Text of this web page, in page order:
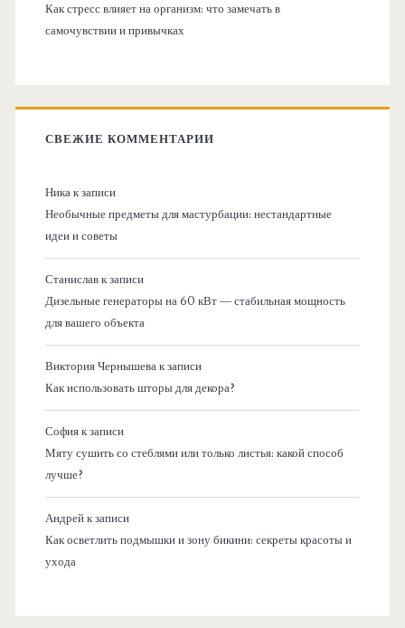
Как стресс влияет на организм: что замечать в
самочувствии и привычках
СВЕЖИЕ КОММЕНТАРИИ
Никак записи
Необычные предметы для мастурбации: нестандартные
идеи и советы
Станиславк записи
Дизельные генераторы на 60 кВт — стабильная мощность
для вашего объекта
Виктория Чернышевак записи
Как использовать шторы для декора?
Софияк записи
Мяту сушить со стеблями или только листья: какой способ
лучше?
Андрейк записи
Как осветлить подмышки и зону бикини: секреты красоты и
ухода